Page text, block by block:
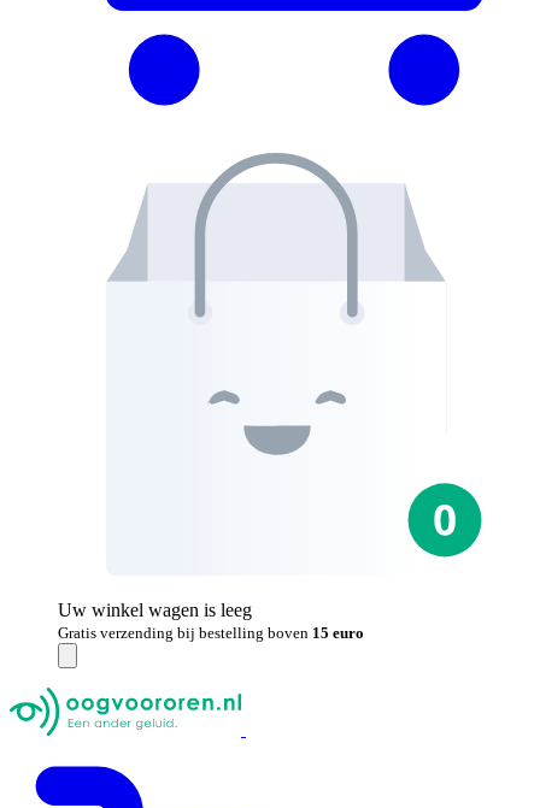
Uw winkel wagen is leeg
Gratis verzending bij bestelling boven 15 euro